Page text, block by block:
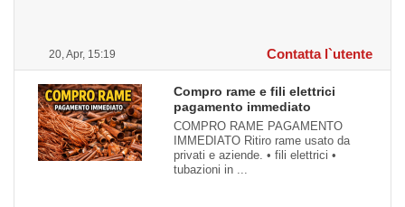
20, Apr, 15:19 Contatta l`utente
Compro rame e fili elettrici
pagamento immediato
COMPRO RAME PAGAMENTO
IMMEDIATO Ritiro rame usato da
privati e aziende. • fili elettrici •
tubazioni in ...